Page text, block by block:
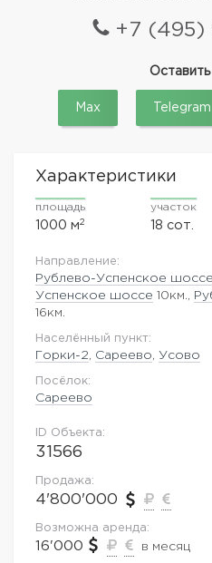
+7 (495)
Оставить
Max Telegram
Характеристики
площадь
1000 м2
участок
18 сот.
Направление:
Рублево-Успенское шоссе
Успенское шоссе 10км.,
16км.
Населённый пункт:
Горки-2 Сареево Усово
Посёлок:
Сареево
ID Объекта:
31566
Продажа:
4'800'000
Возможна аренда:
16'000 в месяц